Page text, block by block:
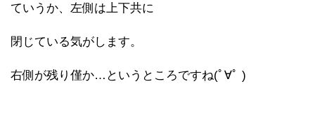
ていうか、左側は上下共に
閉じている気がします。
右側が残り僅か…というところですね(ﾟ∀ﾟ )